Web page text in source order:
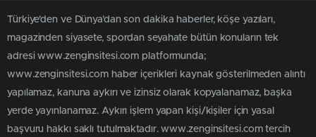
Türkiye'den ve Dünya’dan son dakika haberler, köşe yazıları,
magazinden siyasete, spordan seyahate bütün konuların tek
adresi www.zenginsitesi.com platformunda;
www.zenginsitesi.com haber içerikleri kaynak gösterilmeden alıntı
yapılamaz, kanuna aykırı ve izinsiz olarak kopyalanamaz, başka
yerde yayınlanamaz. Aykırı işlem yapan kişi/kişiler için yasal
başvuru hakkı saklı tutulmaktadır. www.zenginsitesi.com tercih